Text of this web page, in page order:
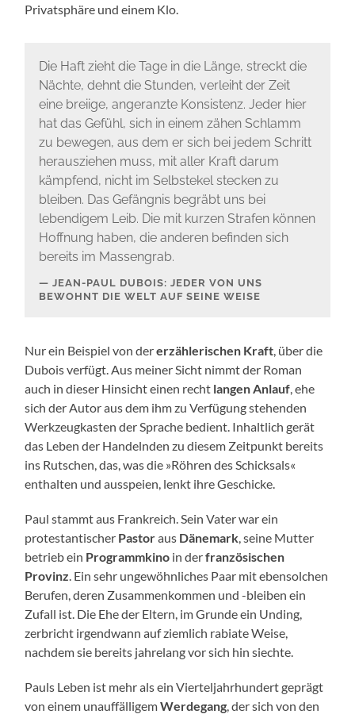
Privatsphäre und einem Klo.
Die Haft zieht die Tage in die Länge, streckt die
Nächte, dehnt die Stunden, verleiht der Zeit
eine breiige, angeranzte Konsistenz. Jeder hier
hat das Gefühl, sich in einem zähen Schlamm
zu bewegen, aus dem er sich bei jedem Schritt
herausziehen muss, mit aller Kraft darum
kämpfend, nicht im Selbstekel stecken zu
bleiben. Das Gefängnis begräbt uns bei
lebendigem Leib. Die mit kurzen Strafen können
Hoffnung haben, die anderen befinden sich
bereits im Massengrab.
JEAN-PAUL DUBOIS: JEDER VON UNS
BEWOHNT DIE WELT AUF SEINE WEISE
Nur ein Beispiel von dererzählerischen Kraft, über die
Dubois verfügt. Aus meiner Sicht nimmt der Roman
auch in dieser Hinsicht einen recht langen Anlauf, ehe
sich der Autor aus dem ihm zu Verfügung stehenden
Werkzeugkasten der Sprache bedient. Inhaltlich gerät
das Leben der Handelnden zu diesem Zeitpunkt bereits
ins Rutschen, das, was die »Röhren des Schicksals«
enthalten und ausspeien, lenkt ihre Geschicke.
Paul stammt aus Frankreich. Sein Vater war ein
protestantischer Pastoraus Dänemark, seine Mutter
betrieb ein Programmkino in derfranzösischen
Provinz. Ein sehr ungewöhnliches Paar mit ebensolchen
Berufen, deren Zusammenkommen und -bleiben ein
Zufall ist. Die Ehe der Eltern, im Grunde ein Unding,
zerbricht irgendwann auf ziemlich rabiate Weise,
nachdem sie bereits jahrelang vor sich hin siechte.
Pauls Leben ist mehr als ein Vierteljahrhundert geprägt
von einem unauffälligemWerdegang, der sich von den